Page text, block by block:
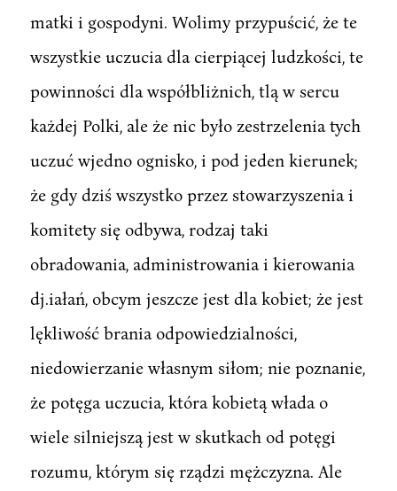
matki i gospodyni. Wolimy przypuścić, że te
wszystkie uczucia dla cierpiącej ludzkości, te
powinności dla współbliżnich, tlą w sercu
każdej Polki, ale że nic było zestrzelenia tych
uczuć wjedno ognisko, i pod jeden kierunek;
że gdy dziś wszystko przez stowarzyszenia i
komitety się odbywa, rodzaj taki
obradowania, administrowania i kierowania
dj.iałań, obcym jeszcze jest dla kobiet; że jest
lękliwość brania odpowiedzialności,
niedowierzanie własnym siłom; nie poznanie,
że potęga uczucia, która kobietą włada o
wiele silniejszą jest w skutkach od potęgi
rozumu, którym się rządzi mężczyzna. Ale